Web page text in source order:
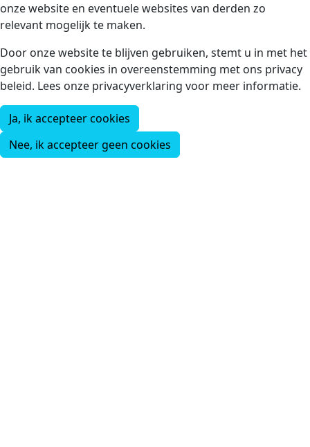
onze website en eventuele websites van derden zo
relevant mogelijk te maken.
Door onze website te blijven gebruiken, stemt u in met het
gebruik van cookies in overeenstemming met ons privacy
beleid. Lees onze privacyverklaring voor meer informatie.
Ja, ik accepteer cookies
Nee, ik accepteer geen cookies